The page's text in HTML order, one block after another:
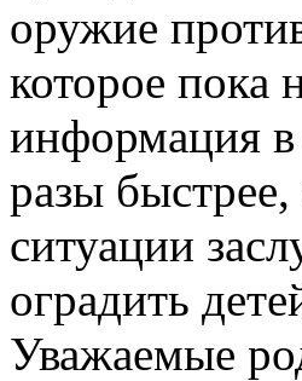
оружие
которое пока
информация в
разы
ситуации
оградить
Уважаемые